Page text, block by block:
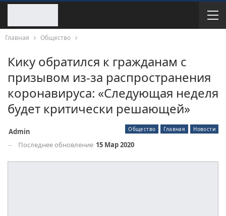
Главная Общество
Кику обратился к гражданам с
призывом из-за распространения
коронавируса: «Следующая неделя
будет критически решающей»
Общество Главная Новости
Admin
Последнее обновление 15 Мар 2020